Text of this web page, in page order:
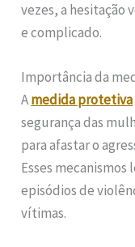
vezes, a hesitação
e complicado.
Importância da
Amedida protetiva
segurança das
para afastar o
Esses mecanismos
episódios de
vítimas.